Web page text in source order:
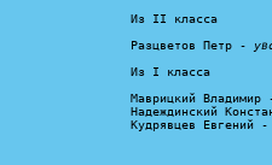
Из II класса
Разцветов Петр -
Из I класса
Маврицкий Владимир
Надеждинский
Кудрявцев Евгений -